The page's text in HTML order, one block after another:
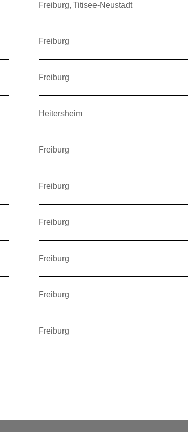
Freiburg, Titisee-Neustadt
Freiburg
Freiburg
Heitersheim
Freiburg
Freiburg
Freiburg
Freiburg
Freiburg
Freiburg